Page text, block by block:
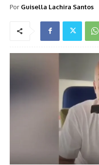
Por Guisella Lachira Santos